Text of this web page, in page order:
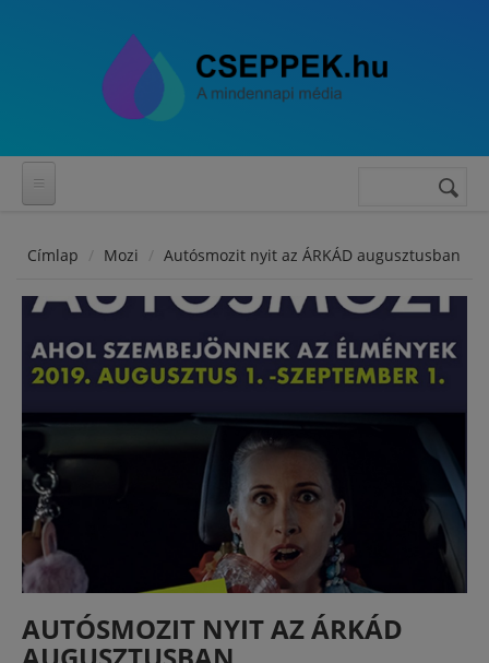
Keresés
Címlap Mozi Autósmozit nyit az ÁRKÁD augusztusban
AUTÓSMOZIT NYIT AZ ÁRKÁD